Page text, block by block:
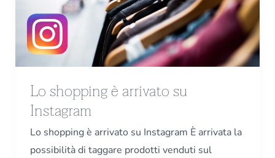
Lo shopping è arrivato su
Instagram
Lo shopping è arrivato su Instagram È arrivata la
possibilità di taggare prodotti venduti sul
Instagram